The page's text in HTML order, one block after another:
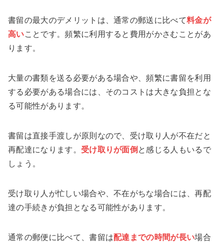
書留の最大のデメリットは、通常の郵送に比べて料金が
高いことです。頻繁に利用すると費用がかさむことがあ
ります。
大量の書類を送る必要がある場合や、頻繁に書留を利用
する必要がある場合には、そのコストは大きな負担とな
る可能性があります。
書留は直接手渡しが原則なので、受け取り人が不在だと
再配達になります。 受け取りが面倒 と感じる人もいるで
しょう。
受け取り人が忙しい場合や、不在がちな場合には、再配
達の手続きが負担となる可能性があります。
通常の郵便に比べて、書留は配達までの時間が長い場合